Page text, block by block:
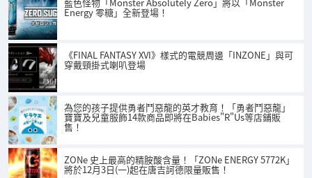
Energy 零糖」全新登場！
《FINAL FANTASY XVI》樣式的電競周邊「INZONE」與可
穿戴頸掛式喇叭登場
為您的孩子提供勇者鬥惡龍的英才教育！「勇者鬥惡龍」
寶寶及兒童服飾14款商品即將在Babies"R"Us等店鋪販
售！
ZONe 史上最高的精胺酸含量！「ZONe ENERGY 5772K」
將於12月3日(一)起在唐吉訶德限量販售！